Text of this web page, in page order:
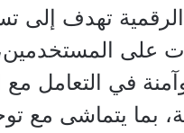
الرقمية تهدف إلى
على
في التعامل مع
بما يتماشى مع